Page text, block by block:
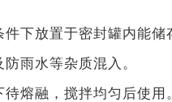
下放置于密封罐内能储
雨水等杂质混入。
熔融，搅拌均匀后使用